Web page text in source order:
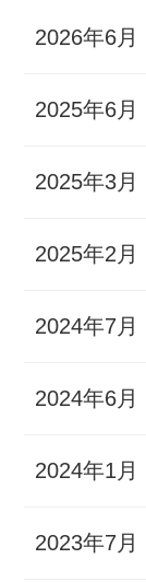
2026年6月
2025年6月
2025年3月
2025年2月
2024年7月
2024年6月
2024年1月
2023年7月